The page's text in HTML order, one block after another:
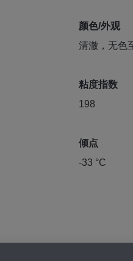
颜色/外观
清澈，无色
粘度指数
198
倾点
-33 °C